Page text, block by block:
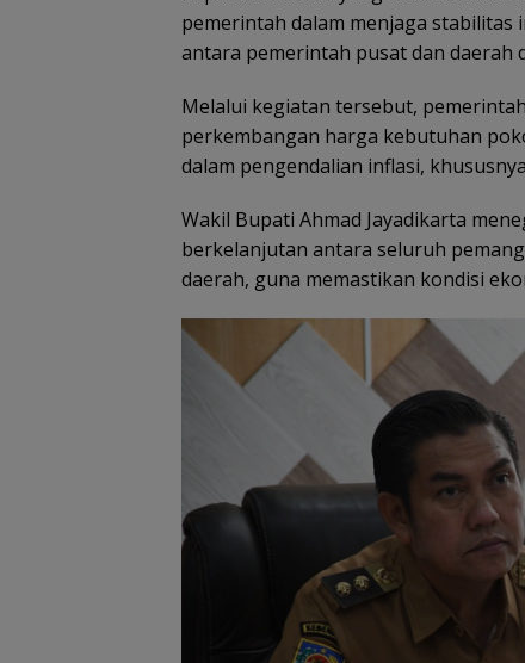
pemerintah dalam menjaga
antara pemerintah pusat dan daerah
Melalui kegiatan tersebut,
perkembangan harga kebutuhan
dalam pengendalian inflasi,
Wakil Bupati Ahmad Jayadikarta
berkelanjutan antara seluruh
daerah, guna memastikan kondisi